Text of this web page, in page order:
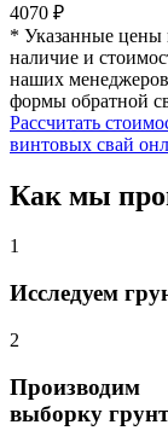
4070 ₽
* Указанные цены
наличие и
наших
формы обратной
Рассчитать
винтовых свай
Как мы
1
Исследуем
2
Производим
выборку